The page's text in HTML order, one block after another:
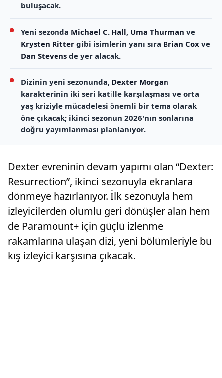
buluşacak.
Yeni sezonda Michael C. Hall, Uma Thurman ve
Krysten Ritter gibi isimlerin yanı sıra Brian Cox ve
Dan Stevens de yer alacak.
Dizinin yeni sezonunda, Dexter Morgan
karakterinin iki seri katille karşılaşması ve orta
yaş kriziyle mücadelesi önemli bir tema olarak
öne çıkacak; ikinci sezonun 2026'nın sonlarına
doğru yayımlanması planlanıyor.
Dexter evreninin devam yapımı olan “Dexter:
Resurrection”, ikinci sezonuyla ekranlara
dönmeye hazırlanıyor. İlk sezonuyla hem
izleyicilerden olumlu geri dönüşler alan hem
de Paramount+ için güçlü izlenme
rakamlarına ulaşan dizi, yeni bölümleriyle bu
kış izleyici karşısına çıkacak.